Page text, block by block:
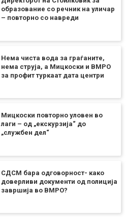
образование со речник на уличар
– повторно со навреди
Нема чиста вода за граѓаните,
нема струја, а Мицкоски и ВМРО
за профит туркаат дата центри
Мицкоски повторно уловен во
лаги – од „екскурзија“ до
„службен дел“
СДСМ бара одговорност- како
доверливи документи од полиција
завршија во ВМРО?